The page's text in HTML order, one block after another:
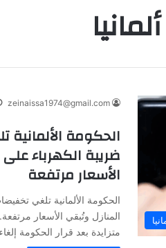
zeinaissa1974@gmail.com
الحكومة
ضريبة الكهرباء
الأسعار مرتفعة
الحكومة الألمانية تلغي
المنازل وتُبقي الأسعار
متزايدة بعد قرار الحكومة